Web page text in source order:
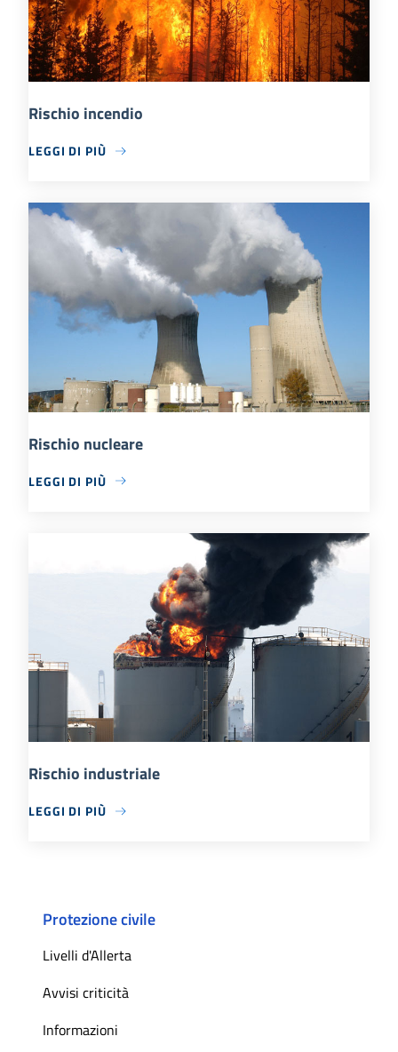
Rischio incendio
LEGGI DI PIÙ
Rischio nucleare
LEGGI DI PIÙ
Rischio industriale
LEGGI DI PIÙ
Protezione civile
Livelli d'Allerta
Avvisi criticità
Informazioni